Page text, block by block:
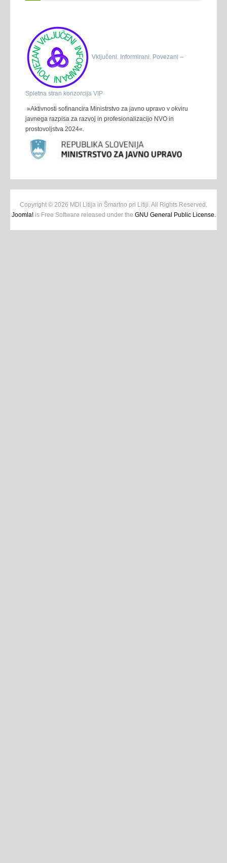
Vključeni. Informirani. Povezani –
Spletna stran konzorcija VIP
»Aktivnosti sofinancira Ministrstvo za javno upravo v okviru
javnega razpisa za razvoj in profesionalizacijo NVO in
prostovoljstva 2024«.
Copyright © 2026 MDI Litija in Šmartno pri Litiji. All Rights Reserved.
Joomla!is Free Software released under the GNU General Public License.